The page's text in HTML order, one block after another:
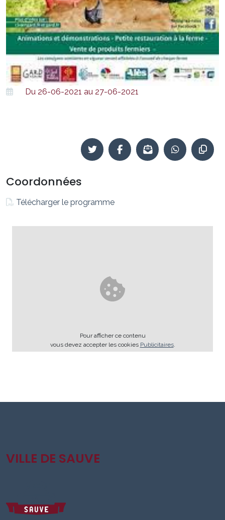
Du 26-06-2021 au 27-06-2021
Coordonnées
Télécharger le programme
Pour afficher ce contenu
vous devez accepter les cookies Publicitaires.
VILLE DE SAUVE